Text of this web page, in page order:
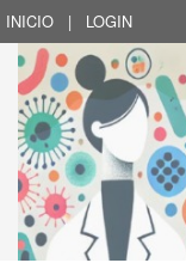
INICIO | LOGIN